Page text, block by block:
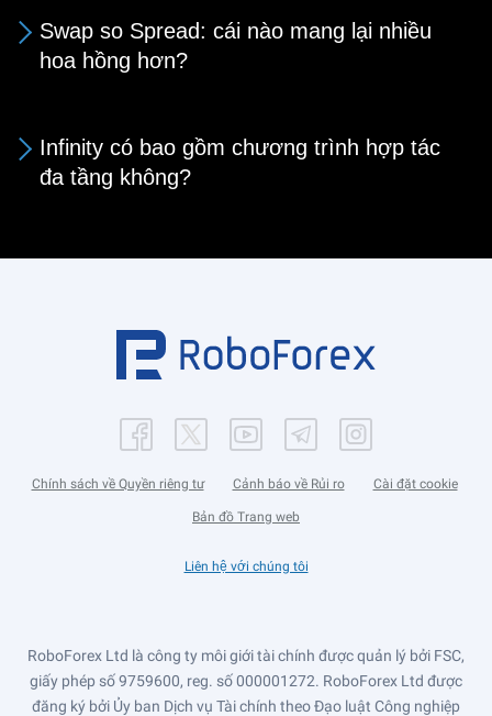
Swap so Spread: cái nào mang lại nhiều
hoa hồng hơn?
Infinity có bao gồm chương trình hợp tác
đa tầng không?
Chính sách về Quyền riêng tư Cảnh báo về Rủi ro Cài đặt cookie
Bản đồ Trang web
Liên hệ với chúng tôi
RoboForex Ltd là công ty môi giới tài chính được quản lý bởi FSC,
giấy phép số 9759600, reg. số 000001272. RoboForex Ltd được
đăng ký bởi Ủy ban Dịch vụ Tài chính theo Đạo luật Công nghiệp